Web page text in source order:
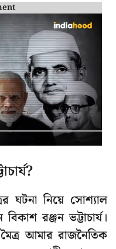
ঘটনা নিয়ে সোশ্যাল
রঞ্জন ভট্টাচার্য।
আমার রাজনৈতিক